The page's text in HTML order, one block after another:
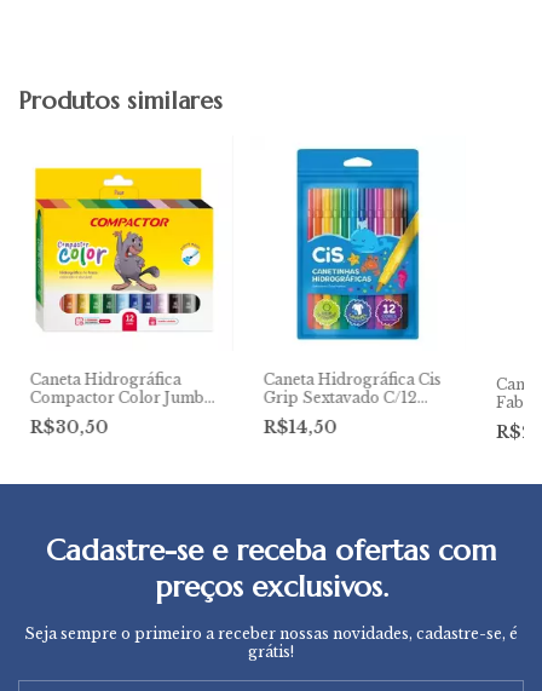
Produtos similares
Caneta Hidrográfica
Compactor Color Jumbo
C/12 cores
R$30,50
Caneta Hidrográfica Cis
Grip Sextavado C/12
Cores
R$14,50
Faber
C/6
Cadastre-se e receba ofertas com
preços exclusivos.
Seja sempre o primeiro a receber nossas novidades, cadastre-se, é
grátis!